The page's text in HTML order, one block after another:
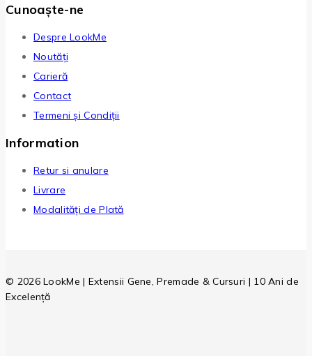
Cunoaște-ne
Despre LookMe
Noutăți
Carieră
Contact
Termeni și Condiții
Information
Retur si anulare
Livrare
Modalități de Plată
© 2026 LookMe | Extensii Gene, Premade & Cursuri | 10 Ani de
Excelență